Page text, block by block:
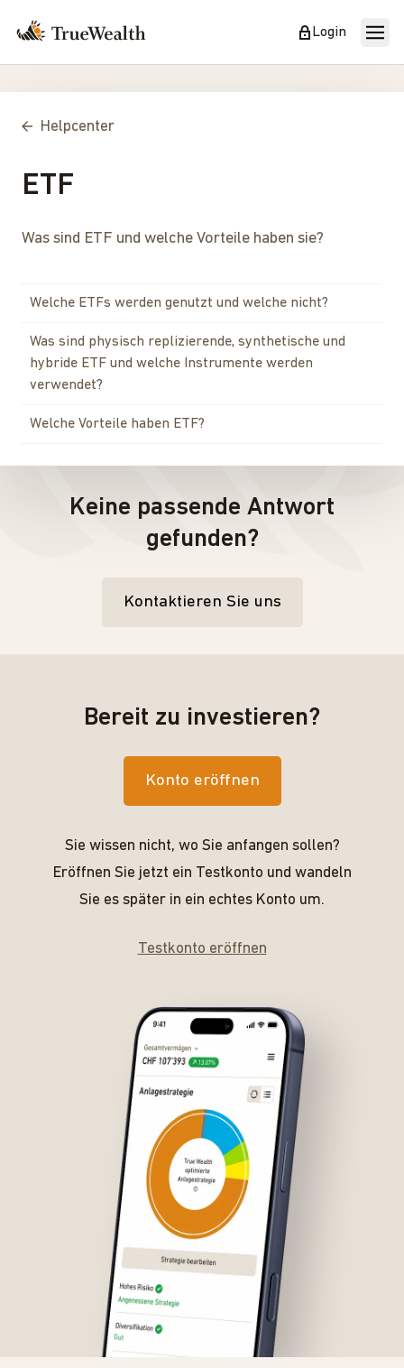
Login
Helpcenter
ETF
Was sind ETF und welche Vorteile haben sie?
Welche ETFs werden genutzt und welche nicht?
Was sind physisch replizierende, synthetische und
hybride ETF und welche Instrumente werden
verwendet?
Welche Vorteile haben ETF?
Keine passende Antwort
gefunden?
Kontaktieren Sie uns
Bereit zu investieren?
Konto eröffnen
Sie wissen nicht, wo Sie anfangen sollen?
Eröffnen Sie jetzt ein Testkonto und wandeln
Sie es später in ein echtes Konto um.
Testkonto eröffnen